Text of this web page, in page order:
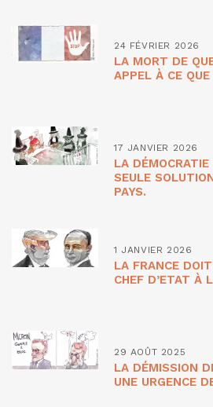
24 FÉVRIER 2026
LA MORT DE
APPEL À CE
17 JANVIER 2026
LA
SEULE
PAYS.
1 JANVIER 2026
LA FRANCE
CHEF D’ETAT À
29 AOÛT 2025
LA DÉMISSION
UNE URGENCE